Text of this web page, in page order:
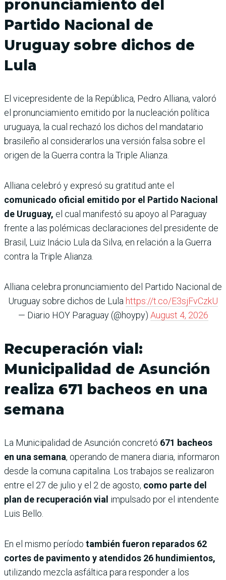
pronunciamiento del
Partido Nacional de
Uruguay sobre dichos de
Lula
El vicepresidente de la República, Pedro Alliana, valoró
el pronunciamiento emitido por la nucleación política
uruguaya, la cual rechazó los dichos del mandatario
brasileño al considerarlos una versión falsa sobre el
origen de la Guerra contra la Triple Alianza.
Alliana celebró y expresó su gratitud ante el
comunicado oficial emitido por el Partido Nacional
de Uruguay, el cual manifestó su apoyo al Paraguay
frente a las polémicas declaraciones del presidente de
Brasil, Luiz Inácio Lula da Silva, en relación a la Guerra
contra la Triple Alianza.
Alliana celebra pronunciamiento del Partido Nacional de
Uruguay sobre dichos de Lula https://t.co/E3sjFvCzkU
— Diario HOY Paraguay (@hoypy) August 4, 2026
Recuperación vial:
Municipalidad de Asunción
realiza 671 bacheos en una
semana
La Municipalidad de Asunción concretó 671 bacheos
en una semana, operando de manera diaria, informaron
desde la comuna capitalina. Los trabajos se realizaron
entre el 27 de julio y el 2 de agosto, como parte del
plan de recuperación vial impulsado por el intendente
Luis Bello.
En el mismo período también fueron reparados 62
cortes de pavimento y atendidos 26 hundimientos,
utilizando mezcla asfáltica para responder a los